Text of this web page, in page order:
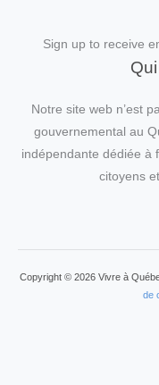
Sign up to receive
Notre site web n’est
gouvernemental au
indépendante dédiée à
citoyens
Copyright © 2026 Vivre à
de